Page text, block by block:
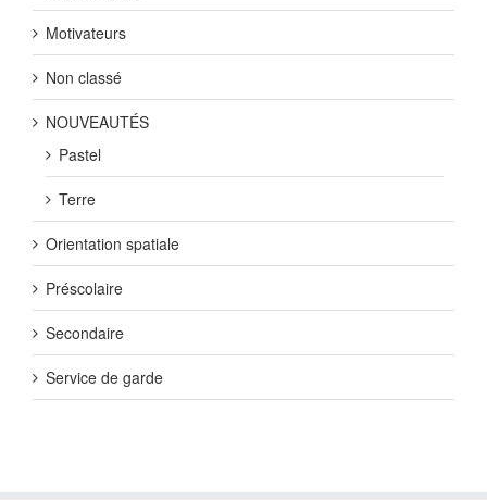
Motivateurs
Non classé
NOUVEAUTÉS
Pastel
Terre
Orientation spatiale
Préscolaire
Secondaire
Service de garde